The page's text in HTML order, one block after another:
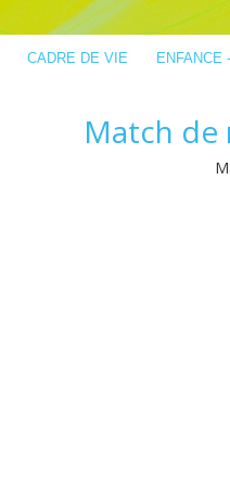
CADRE DE VIE ENFANCE
Match de